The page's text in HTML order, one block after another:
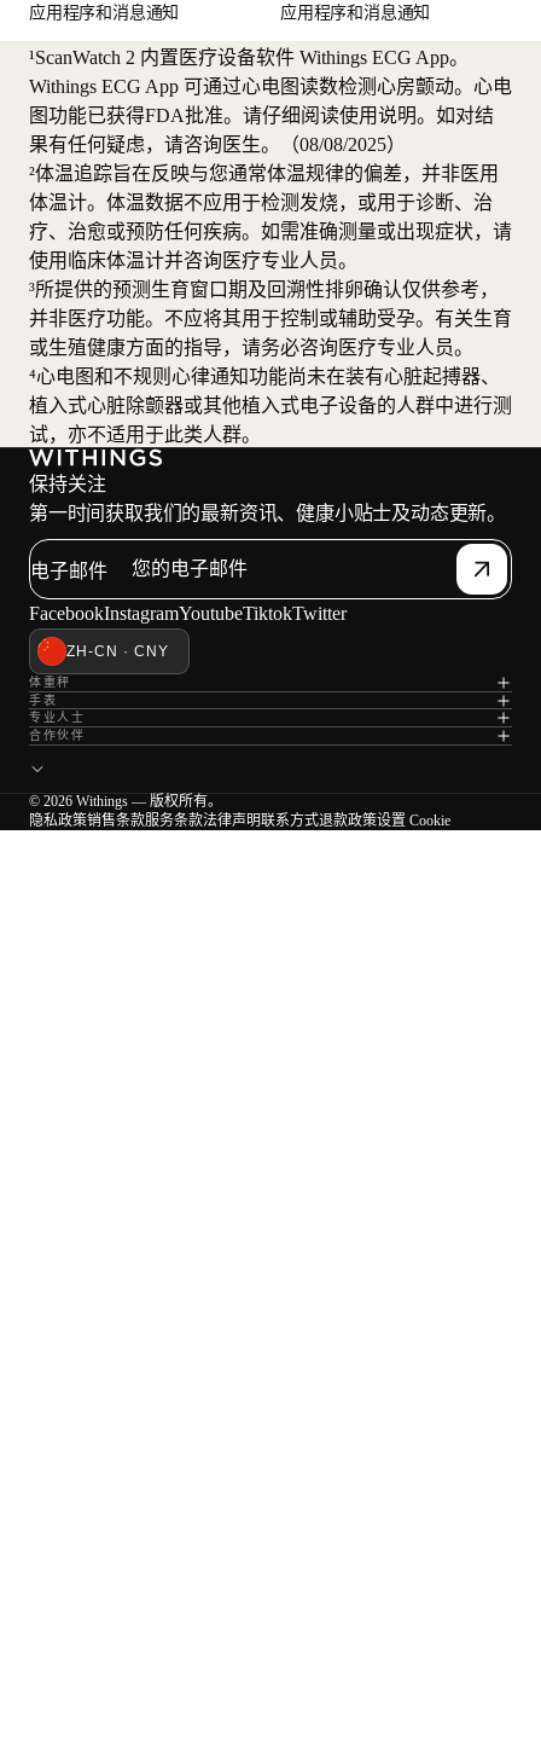
应用程序和消息通知
应用程序和消息通知
¹ScanWatch 2 内置医疗设备软件 Withings ECG App。
Withings ECG App 可通过心电图读数检测心房颤动。心电
图功能已获得FDA批准。请仔细阅读使用说明。如对结
果有任何疑虑，请咨询医生。（08/08/2025）
²体温追踪旨在反映与您通常体温规律的偏差，并非医用
体温计。体温数据不应用于检测发烧，或用于诊断、治
疗、治愈或预防任何疾病。如需准确测量或出现症状，请
使用临床体温计并咨询医疗专业人员。
³所提供的预测生育窗口期及回溯性排卵确认仅供参考，
并非医疗功能。不应将其用于控制或辅助受孕。有关生育
或生殖健康方面的指导，请务必咨询医疗专业人员。
⁴心电图和不规则心律通知功能尚未在装有心脏起搏器、
植入式心脏除颤器或其他植入式电子设备的人群中进行测
试，亦不适用于此类人群。
保持关注
第一时间获取我们的最新资讯、健康小贴士及动态更新。
电子邮件
FacebookInstagramYoutubeTiktokTwitter
ZH-CN · CNY
体重秤
手表
专业人士
合作伙伴
© 2026 Withings — 版权所有。
隐私政策销售条款服务条款法律声明联系方式退款政策设置 Cookie